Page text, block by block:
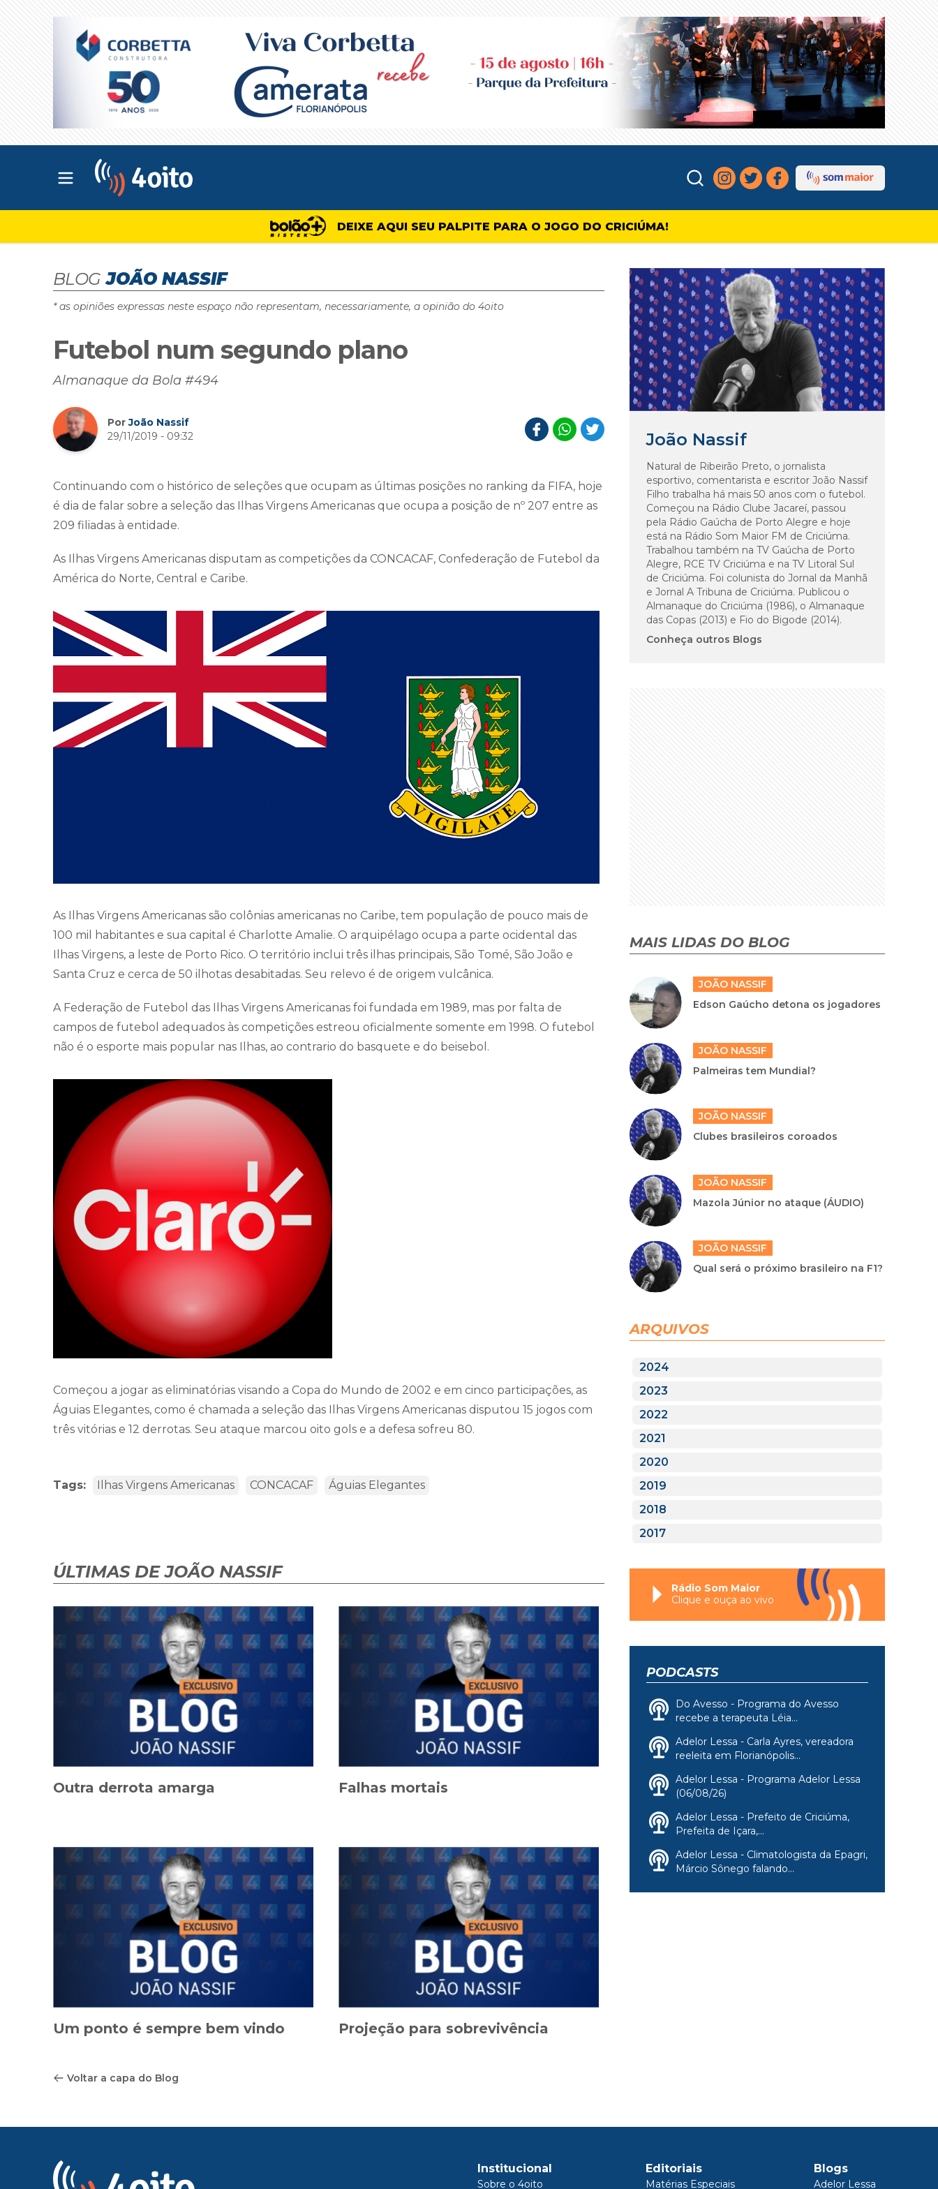
Abrir menu principal
DEIXE AQUI SEU PALPITE PARA O JOGO DO CRICIÚMA!
BLOG JOÃO NASSIF
* as opiniões expressas neste espaço não representam, necessariamente, a opinião do 4oito
Futebol num segundo plano
Almanaque da Bola #494
PorJoão Nassif
29/11/2019 - 09:32
Continuando com o histórico de seleções que ocupam as últimas posições no ranking da FIFA, hoje
é dia de falar sobre a seleção das Ilhas Virgens Americanas que ocupa a posição de nº 207 entre as
209 filiadas à entidade.
As Ilhas Virgens Americanas disputam as competições da CONCACAF, Confederação de Futebol da
América do Norte, Central e Caribe.
As Ilhas Virgens Americanas são colônias americanas no Caribe, tem população de pouco mais de
100 mil habitantes e sua capital é Charlotte Amalie. O arquipélago ocupa a parte ocidental das
Ilhas Virgens, a leste de Porto Rico. O território inclui três ilhas principais, São Tomé, São João e
Santa Cruz e cerca de 50 ilhotas desabitadas. Seu relevo é de origem vulcânica.
A Federação de Futebol das Ilhas Virgens Americanas foi fundada em 1989, mas por falta de
campos de futebol adequados às competições estreou oficialmente somente em 1998. O futebol
não é o esporte mais popular nas Ilhas, ao contrario do basquete e do beisebol.
Começou a jogar as eliminatórias visando a Copa do Mundo de 2002 e em cinco participações, as
Águias Elegantes, como é chamada a seleção das Ilhas Virgens Americanas disputou 15 jogos com
três vitórias e 12 derrotas. Seu ataque marcou oito gols e a defesa sofreu 80.
Tags: Ilhas Virgens Americanas CONCACAF Águias Elegantes
ÚLTIMAS DE JOÃO NASSIF
Outra derrota amarga Falhas mortais
Um ponto é sempre bem vindo Projeção para sobrevivência
Voltar a capa do Blog
João Nassif
Natural de Ribeirão Preto, o jornalista
esportivo, comentarista e escritor João Nassif
Filho trabalha há mais 50 anos com o futebol.
Começou na Rádio Clube Jacareí, passou
pela Rádio Gaúcha de Porto Alegre e hoje
está na Rádio Som Maior FM de Criciúma.
Trabalhou também na TV Gaúcha de Porto
Alegre, RCE TV Criciúma e na TV Litoral Sul
de Criciúma. Foi colunista do Jornal da Manhã
e Jornal A Tribuna de Criciúma. Publicou o
Almanaque do Criciúma (1986), o Almanaque
das Copas (2013) e Fio do Bigode (2014).
Conheça outros Blogs
MAIS LIDAS DO BLOG
JOÃO NASSIF
Edson Gaúcho detona os jogadores
JOÃO NASSIF
Palmeiras tem Mundial?
JOÃO NASSIF
Clubes brasileiros coroados
JOÃO NASSIF
Mazola Júnior no ataque (ÁUDIO)
JOÃO NASSIF
Qual será o próximo brasileiro na F1?
ARQUIVOS
2024
2023
2022
2021
2020
2019
2018
2017
Rádio Som Maior
Clique e ouça ao vivo
PODCASTS
Do Avesso - Programa do Avesso
recebe a terapeuta Léia...
Adelor Lessa - Carla Ayres, vereadora
reeleita em Florianópolis...
Adelor Lessa - Programa Adelor Lessa
(06/08/26)
Adelor Lessa - Prefeito de Criciúma,
Prefeita de Içara,...
Adelor Lessa - Climatologista da Epagri,
Márcio Sônego falando...
Institucional
Sobre o 4oito
Editoriais
Matérias Especiais
Blogs
Adelor Lessa